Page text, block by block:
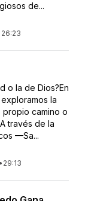
de...
26:23
o la de Dios?En
la
propio camino o
través de la
—Sa...
• 29:13